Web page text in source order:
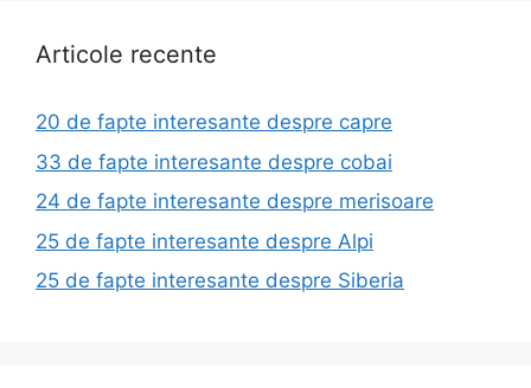
Articole recente
20 de fapte interesante despre capre
33 de fapte interesante despre cobai
24 de fapte interesante despre merisoare
25 de fapte interesante despre Alpi
25 de fapte interesante despre Siberia